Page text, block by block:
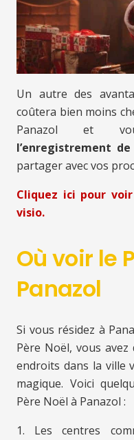
Un autre des
coûtera bien moins
Panazol et
l’enregistrement
partager avec vos
Cliquez ici pour
visio.
Où voir le
Panazol
Si vous résidez à
Père Noël, vous
endroits dans la ville
magique. Voici
Père Noël à Panazol :
1. Les centres